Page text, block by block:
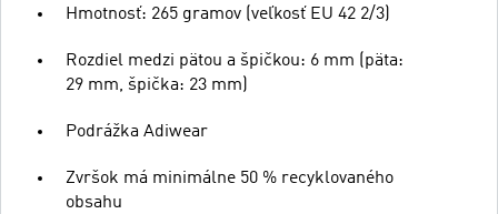
Hmotnosť: 265 gramov (veľkosť EU 42 2/3)
Rozdiel medzi pätou a špičkou: 6 mm (päta:
29 mm, špička: 23 mm)
Podrážka Adiwear
Zvršok má minimálne 50 % recyklovaného
obsahu